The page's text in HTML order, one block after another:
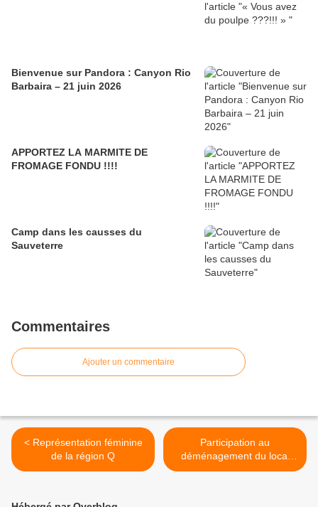
Bienvenue sur Pandora : Canyon Rio
Barbaira – 21 juin 2026
APPORTEZ LA MARMITE DE
FROMAGE FONDU !!!!
Camp dans les causses du
Sauveterre
Commentaires
Ajouter un commentaire
< Représentation féminine
de la région Q
Participation au
déménagement du local
SSF83 >